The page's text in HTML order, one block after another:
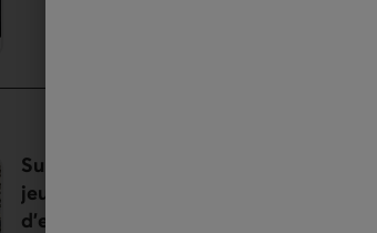
Sur le Chemin | Quand un appui pour la
jeunesse mobilise des centaines
d’employés et employées